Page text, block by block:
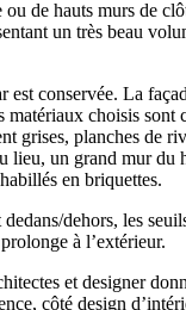
de hauts murs de
un très beau
est conservée. La
matériaux choisis sont
grises, planches de
lieu, un grand mur du
en briquettes.
dehors, les
à l’extérieur.
et designer
côté design